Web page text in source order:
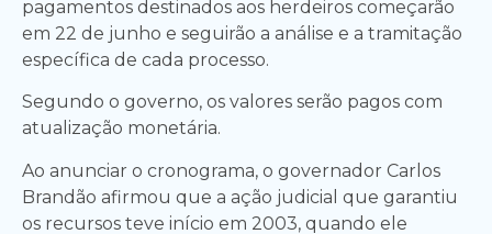
pagamentos destinados aos herdeiros começarão
em 22 de junho e seguirão a análise e a tramitação
específica de cada processo.
Segundo o governo, os valores serão pagos com
atualização monetária.
Ao anunciar o cronograma, o governador Carlos
Brandão afirmou que a ação judicial que garantiu
os recursos teve início em 2003, quando ele